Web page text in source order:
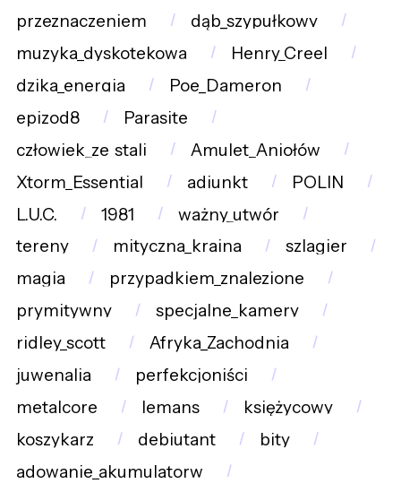
przeznaczeniem
dąb_szypułkowy
muzyka_dyskotekowa
Henry_Creel
dzika_energia
Poe_Dameron
epizod8
Parasite
człowiek_ze_stali
Amulet_Aniołów
Xtorm_Essential
adiunkt
POLIN
L.U.C.
1981
ważny_utwór
tereny
mityczna_kraina
szlagier
magia
przypadkiem_znalezione
prymitywny
specjalne_kamery
ridley_scott
Afryka_Zachodnia
juwenalia
perfekcjoniści
metalcore
lemans
księżycowy
koszykarz
debiutant
bity
adowanie_akumulatorw